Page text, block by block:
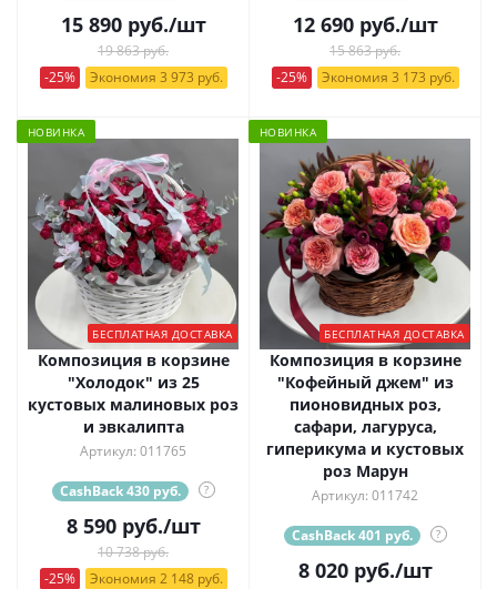
15 890руб./шт
19 863 руб.
-25%
Экономия 3 973 руб.
12 690руб./шт
15 863 руб.
-25%
Экономия 3 173 руб.
НОВИНКА
БЕСПЛАТНАЯ ДОСТАВКА
Композиция в корзине
"Холодок" из 25
кустовых малиновых роз
и эвкалипта
Артикул: 011765
CashBack 430 руб. ?
8 590руб./шт
10 738 руб.
-25%
Экономия 2 148 руб.
НОВИНКА
БЕСПЛАТНАЯ ДОСТАВКА
Композиция в корзине
"Кофейный джем" из
пионовидных роз,
сафари, лагуруса,
гиперикума и кустовых
роз Марун
Артикул: 011742
CashBack 401 руб. ?
8 020руб./шт